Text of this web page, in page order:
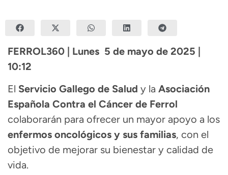
FERROL360 | Lunes 5 de mayo de 2025 |
10:12
El Servicio Gallego de Salud y la Asociación
Española Contra el Cáncer de Ferrol
colaborarán para ofrecer un mayor apoyo a los
enfermos oncológicos y sus familias, con el
objetivo de mejorar su bienestar y calidad de
vida.